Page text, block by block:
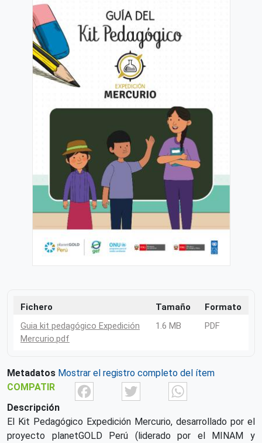
Fichero Tamaño
Formato
Guia kit pedagógico Expedición
Mercurio.pdf
1.6 MB PDF
Metadatos Mostrar el registro completo del ítem
COMPATIR
FacebookTwitter
Descripción
El Kit Pedagógico Expedición Mercurio, desarrollado por el
proyecto planetGOLD Perú (liderado por el MINAM y